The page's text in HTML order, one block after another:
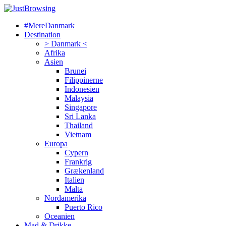
#MereDanmark
Destination
> Danmark <
Afrika
Asien
Brunei
Filippinerne
Indonesien
Malaysia
Singapore
Sri Lanka
Thailand
Vietnam
Europa
Cypern
Frankrig
Grækenland
Italien
Malta
Nordamerika
Puerto Rico
Oceanien